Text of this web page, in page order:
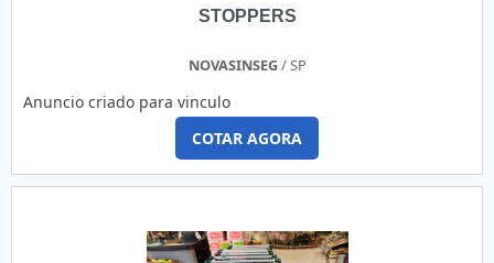
STOPPERS
NOVASINSEG/ SP
Anuncio criado para vinculo
COTAR AGORA